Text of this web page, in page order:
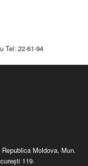
Tel: 22-61-94
Moldova, Mun.
119.